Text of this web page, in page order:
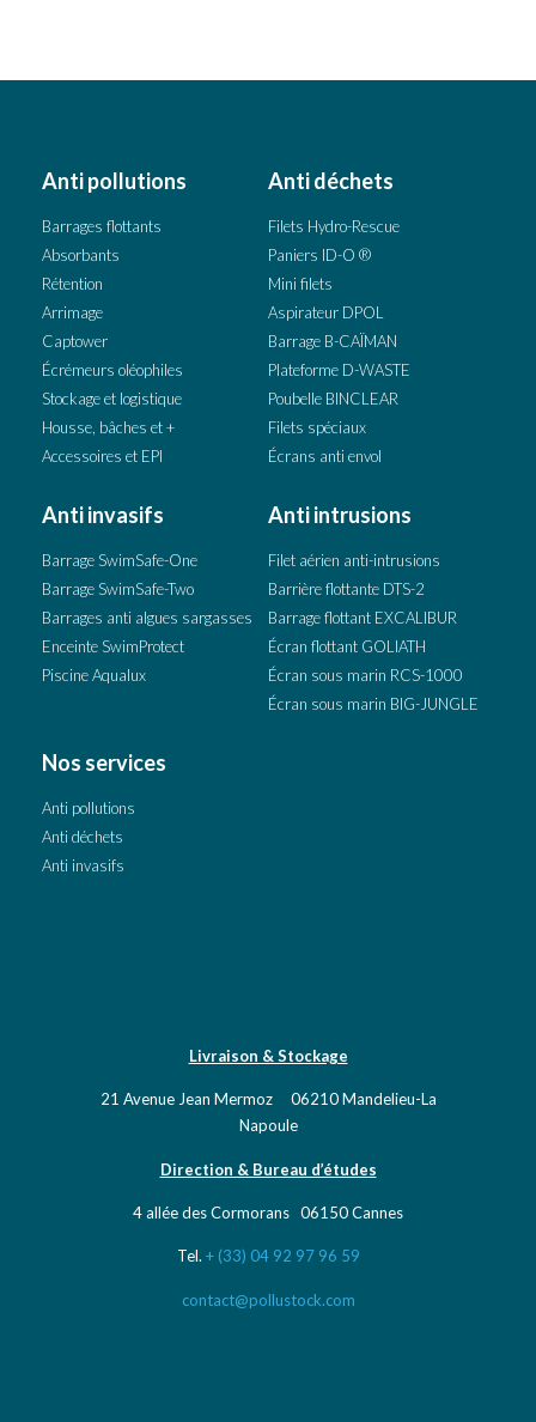
Anti pollutions
Barrages flottants
Absorbants
Rétention
Arrimage
Captower
Écrémeurs oléophiles
Stockage et logistique
Housse, bâches et +
Accessoires et EPI
Anti déchets
Filets Hydro-Rescue
Paniers ID-O ®
Mini filets
Aspirateur DPOL
Barrage B-CAÏMAN
Plateforme D-WASTE
Poubelle BINCLEAR
Filets spéciaux
Écrans anti envol
Anti invasifs
Barrage SwimSafe-One
Barrage SwimSafe-Two
Barrages anti algues sargasses
Enceinte SwimProtect
Piscine Aqualux
Anti intrusions
Filet aérien anti-intrusions
Barrière flottante DTS-2
Barrage flottant EXCALIBUR
Écran flottant GOLIATH
Écran sous marin RCS-1000
Écran sous marin BIG-JUNGLE
Nos services
Anti pollutions
Anti déchets
Anti invasifs
Livraison & Stockage
21 Avenue Jean Mermoz 06210 Mandelieu-La
Napoule
Direction & Bureau d’études
4 allée des Cormorans 06150 Cannes
Tel. + (33) 04 92 97 96 59
contact@pollustock.com